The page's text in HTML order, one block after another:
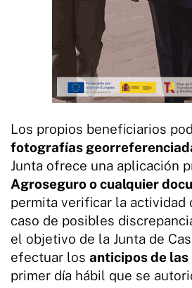
Los propios beneficiarios
fotografías
Junta ofrece una aplicación
Agroseguro o cualquier
permita verificar la actividad
caso de posibles
el objetivo de la Junta de
efectuar los anticipos de las
primer día hábil que se